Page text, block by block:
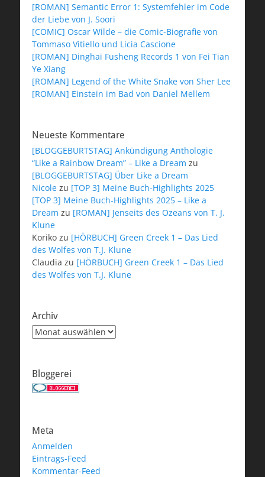
[ROMAN] Semantic Error 1: Systemfehler im Code
der Liebe von J. Soori
[COMIC] Oscar Wilde – die Comic-Biografie von
Tommaso Vitiello und Licia Cascione
[ROMAN] Dinghai Fusheng Records 1 von Fei Tian
Ye Xiang
[ROMAN] Legend of the White Snake von Sher Lee
[ROMAN] Einstein im Bad von Daniel Mellem
Neueste Kommentare
[BLOGGEBURTSTAG] Ankündigung Anthologie
“Like a Rainbow Dream” – Like a Dream zu
[BLOGGEBURTSTAG] Über Like a Dream
Nicole zu [TOP 3] Meine Buch-Highlights 2025
[TOP 3] Meine Buch-Highlights 2025 – Like a
Dream zu [ROMAN] Jenseits des Ozeans von T. J.
Klune
Koriko zu [HÖRBUCH] Green Creek 1 – Das Lied
des Wolfes von T.J. Klune
Claudia zu [HÖRBUCH] Green Creek 1 – Das Lied
des Wolfes von T.J. Klune
Archiv
Archiv
Bloggerei
Meta
Anmelden
Eintrags-Feed
Kommentar-Feed